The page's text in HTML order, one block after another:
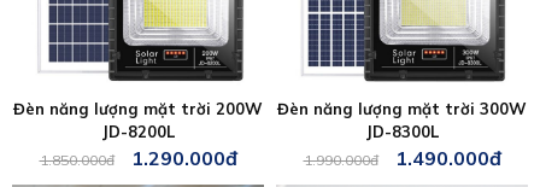
Đèn năng lượng mặt trời 200W
JD-8200L
1.850.000đ 1.290.000đ
Đèn năng lượng mặt trời 300W
JD-8300L
1.990.000đ 1.490.000đ